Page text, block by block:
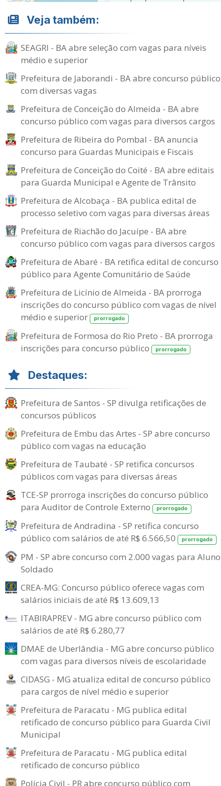
Veja também:
SEAGRI - BA abre seleção com vagas para níveis
médio e superior
Prefeitura de Jaborandi - BA abre concurso público
com diversas vagas
Prefeitura de Conceição do Almeida - BA abre
concurso público com vagas para diversos cargos
Prefeitura de Ribeira do Pombal - BA anuncia
concurso para Guardas Municipais e Fiscais
Prefeitura de Conceição do Coité - BA abre editais
para Guarda Municipal e Agente de Trânsito
Prefeitura de Alcobaça - BA publica edital de
processo seletivo com vagas para diversas áreas
Prefeitura de Riachão do Jacuípe - BA abre
concurso público com vagas para diversos cargos
Prefeitura de Abaré - BA retifica edital de concurso
público para Agente Comunitário de Saúde
Prefeitura de Licínio de Almeida - BA prorroga
inscrições do concurso público com vagas de nível
médio e superior
prorrogado
Prefeitura de Formosa do Rio Preto - BA prorroga
inscrições para concurso público
prorrogado
Destaques:
Prefeitura de Santos - SP divulga retificações de
concursos públicos
Prefeitura de Embu das Artes - SP abre concurso
público com vagas na educação
Prefeitura de Taubaté - SP retifica concursos
públicos com vagas para diversas áreas
TCE-SP prorroga inscrições do concurso público
para Auditor de Controle Externo
prorrogado
Prefeitura de Andradina - SP retifica concurso
público com salários de até R$ 6.566,50
prorrogado
PM - SP abre concurso com 2.000 vagas para
Soldado
CREA-MG: Concurso público oferece vagas com
salários iniciais de até R$ 13.609,13
ITABIRAPREV - MG abre concurso público com
salários de até R$ 6.280,77
DMAE de Uberlândia - MG abre concurso público
com vagas para diversos níveis de escolaridade
CIDASG - MG atualiza edital de concurso público
para cargos de nível médio e superior
Prefeitura de Paracatu - MG publica edital
retificado de concurso público para Guarda Civil
Municipal
Prefeitura de Paracatu - MG publica edital
retificado de concurso público
Polícia Civil - PR abre concurso público com